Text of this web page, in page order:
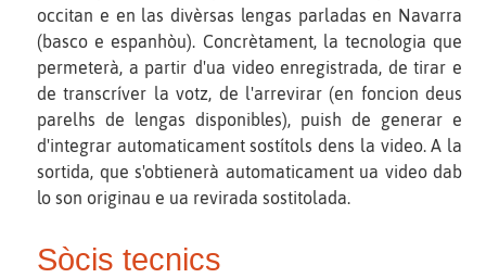
occitan e en las divèrsas lengas parladas en Navarra
(basco e espanhòu). Concrètament, la tecnologia que
permeterà, a partir d'ua video enregistrada, de tirar e
de transcríver la votz, de l'arrevirar (en foncion deus
parelhs de lengas disponibles), puish de generar e
d'integrar automaticament sostítols dens la video. A la
sortida, que s'obtienerà automaticament ua video dab
lo son originau e ua revirada sostitolada.
Sòcis tecnics